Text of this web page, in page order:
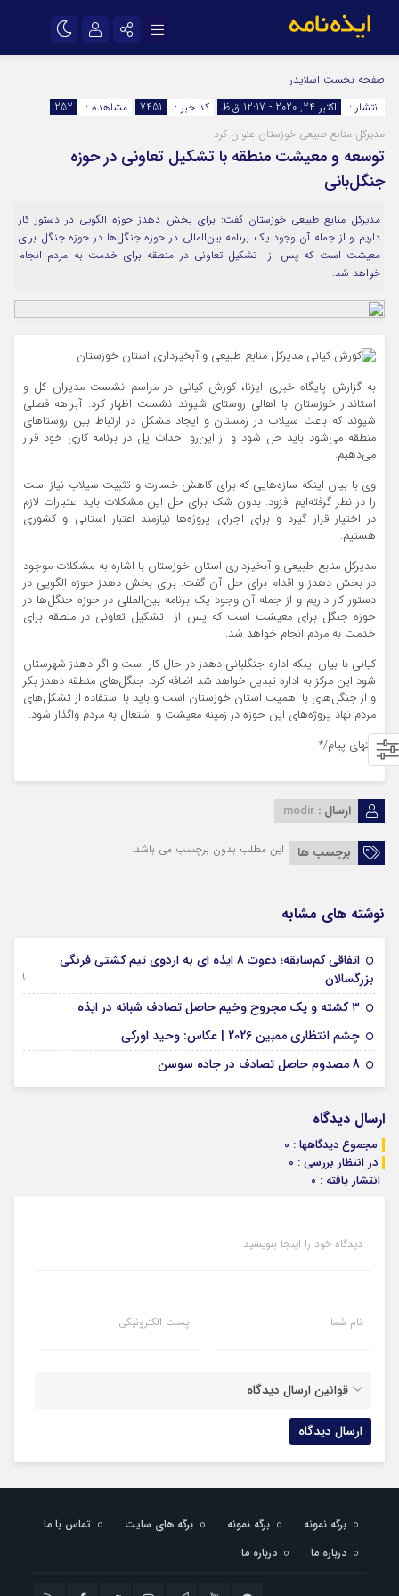
اینستاگرام
سروش
ایتا
آپارات
اپلیکیشن رمز عبور
مرا به خاطر بسپار
صفحه نخست اسلایدر
انتشار :
اکتبر 24, 2020 - 12:17 ق.ظ کد خبر : 7451 مشاهده :
252
مدیرکل منابع طبیعی خوزستان عنوان کرد
توسعه و معیشت منطقه با تشکیل تعاونی در حوزه
جنگل‌بانی
مدیرکل منابع طبیعی خوزستان گفت: برای بخش دهدز حوزه الگویی در دستور کار
داریم و از جمله آن وجود یک برنامه بین‌المللی در حوزه جنگل‌ها در حوزه جنگل برای
معیشت است که پس از تشکیل تعاونی در منطقه برای خدمت به مردم انجام
خواهد شد.
به گزارش پایگاه خبری ایزنا، کورش کیانی در مراسم نشست مدیران کل و
استاندار خوزستان با اهالی روستای شیوند نشست اظهار کرد: آبراهه فصلی
شیوند که باعث سیلاب در زمستان و ایجاد مشکل در ارتباط بین روستاهای
منطقه می‌شود باید حل شود و از این‌رو احداث پل در برنامه کاری خود قرار
می‌دهیم.
وی با بیان اینکه سازه‌هایی که برای کاهش خسارت و تثبیت سیلاب نیاز است
را در نظر گرفته‌ایم افزود: بدون شک برای حل این مشکلات باید اعتبارات لازم
در اختیار قرار گیرد و برای اجرای پروژه‌ها نیازمند اعتبار استانی و کشوری
هستیم.
مدیرکل منابع طبیعی و آبخیزداری استان خوزستان با اشاره به مشکلات موجود
در بخش دهدز و اقدام برای حل آن گفت: برای بخش دهدز حوزه الگویی در
دستور کار داریم و از جمله آن وجود یک برنامه بین‌المللی در حوزه جنگل‌ها در
حوزه جنگل برای معیشت است که پس از تشکیل تعاونی در منطقه برای
خدمت به مردم انجام خواهد شد.
کیانی با بیان اینکه اداره جنگلبانی دهدز در حال کار است و اگر دهدز شهرستان
شود این مرکز به اداره تبدیل خواهد شد اضافه کرد: جنگل‌های منطقه دهدز بکر
و از جنگل‌های با اهمیت استان خوزستان است و باید با استفاده از تشکل‌های
مردم نهاد پروژه‌های این حوزه در زمینه معیشت و اشتغال به مردم واگذار شود.
انتهای پیام/*
ارسال : modir
برچسب ها این مطلب بدون برچسب می باشد.
نوشته های مشابه
اتفاقی کم‌سابقه؛ دعوت 8 ایذه ای به اردوی تیم کشتی فرنگی
بزرگسالان
09 جولای 2026
۳ کشته و یک مجروح وخیم حاصل تصادف شبانه در ایذه
چشم انتظاری ممبین 2026 | عکاس: وحید اورکی
8 مصدوم حاصل تصادف در جاده سوسن
ارسال دیدگاه
مجموع دیدگاهها : 0
در انتظار بررسی : 0
انتشار یافته : 0
دیدگاه خود را اینجا بنویسید
نام شما پست الکترونیکی
قوانین ارسال دیدگاه
برگه نمونه برگه نمونه برگه های سایت
تماس با ما
درباره ما
درباره ما